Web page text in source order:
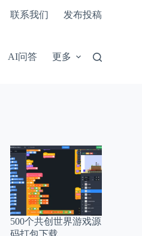
联系我们 发布投稿
AI问答 更多
500个共创世界游戏源
码打包下载